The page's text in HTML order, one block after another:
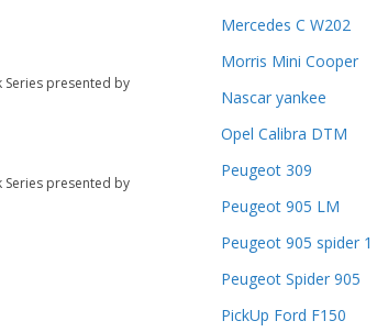
Series presented by
Series presented by
Mercedes C W202
Morris Mini Cooper
Nascar yankee
Opel Calibra DTM
Peugeot 309
Peugeot 905 LM
Peugeot 905 spider 1
Peugeot Spider 905
PickUp Ford F150